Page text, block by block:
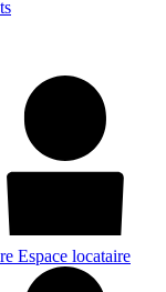
Espace locataire